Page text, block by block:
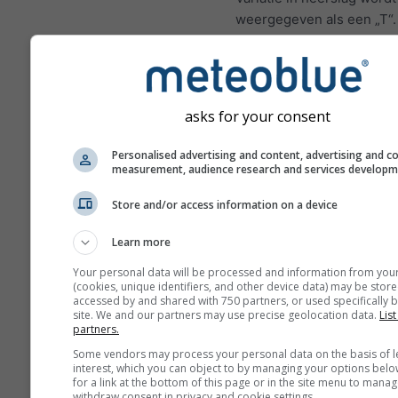
weergegeven als een
onzekerheden nemen
toe met het aantal dagen
in de voorspelling.
De voorspelling wordt
worden meerdere
verschillende
berekend om de
Meer weergegevens
asks for your consent
Personalised advertising and content, advertising and
measurement, audience research and services
Store and/or access information on a device
Learn more
Your personal data will be processed and information from
(cookies, unique identifiers, and other device data) may be
accessed by and shared with 750 partners, or used specifically
site. We and our partners may use precise geolocation data.
partners.
Some vendors may process your personal data on the basis of
interest, which you can object to by managing your options
for a link at the bottom of this page or in the site menu to